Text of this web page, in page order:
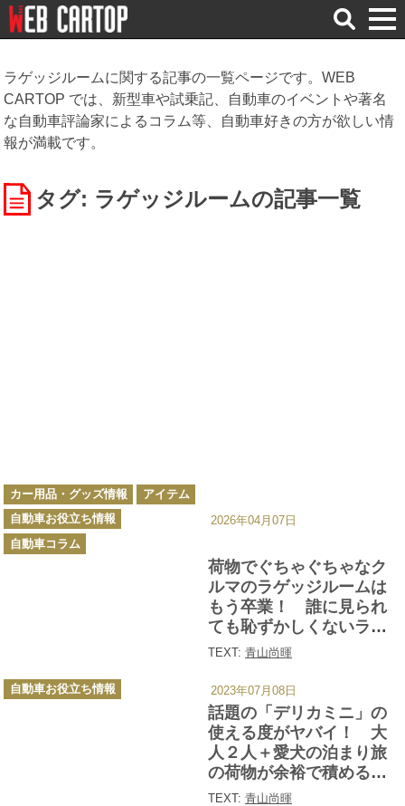
検
索
ラゲッジルームに関する記事の一覧ページです。WEB
CARTOP では、新型車や試乗記、自動車のイベントや著名
な自動車評論家によるコラム等、自動車好きの方が欲しい情
報が満載です。
タグ: ラゲッジルームの記事一覧
荷物でぐちゃぐちゃなク
ルマのラゲッジルームは
もう卒業！ 誰に見られ
ても恥ずかしくないラゲ
ッジにするための整理整
TEXT: 青山尚暉
カ
テ
ゴ
リ
ー
カー用品・グッズ情報
アイテム
自動車お役立ち情報
自動車コラム
2026年04月07日
話題の「デリカミニ」の
使える度がヤバイ！ 大
人２人＋愛犬の泊まり旅
の荷物が余裕で積める衝
撃
TEXT: 青山尚暉
カ
テ
自動車お役立ち情報 2023年07月08日